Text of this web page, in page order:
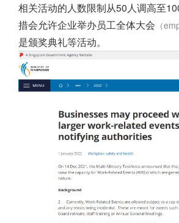
相关活动的人数限制从50人调高至
措会允许企业举办员工全体大会 （
是颁奖典礼等活动。